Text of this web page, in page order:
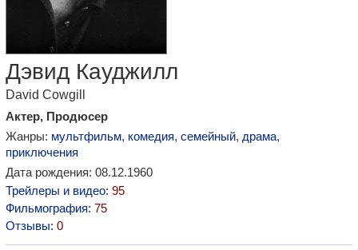
Дэвид Кауджилл
David Cowgill
Актер, Продюсер
Жанры: мультфильм, комедия, семейный, драма,
приключения
Дата рождения: 08.12.1960
Трейлеры и видео: 95
Фильмография: 75
Отзывы: 0